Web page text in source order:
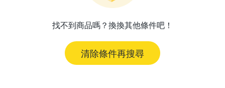
找不到商品嗎？換換其他條件吧！
清除條件再搜尋